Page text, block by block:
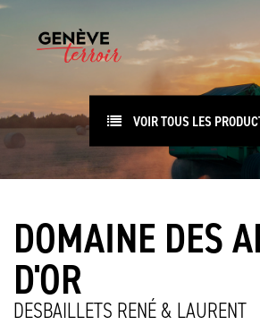
VOIR TOUS LES
DOMAINE DES
D'OR
DESBAILLETS RENÉ & LAURENT